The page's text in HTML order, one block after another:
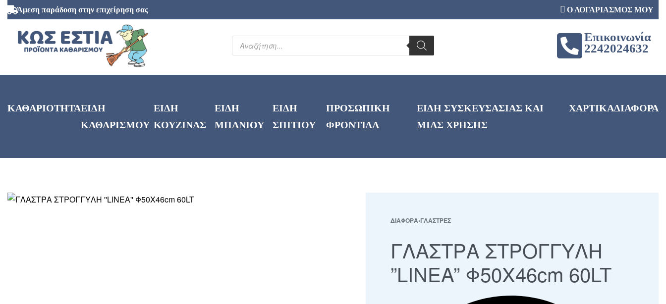
Άμεση παράδοση στην επιχείρηση σας Ο ΛΟΓΑΡΙΑΣΜΟΣ ΜΟΥ
Επικοινωνία
2242024632
ΚΑΘΑΡΙΟΤΗΤΑΕΙΔΗ
ΚΑΘΑΡΙΣΜΟΥ
ΕΙΔΗ
ΚΟΥΖΙΝΑΣ
ΕΙΔΗ
ΜΠΑΝΙΟΥ
ΕΙΔΗ
ΣΠΙΤΙΟΥ
ΠΡΟΣΩΠΙΚΗ
ΦΡΟΝΤΙΔΑ
ΕΙΔΗ ΣΥΣΚΕΥΣΑΣΙΑΣ ΚΑΙ
ΜΙΑΣ ΧΡΗΣΗΣ
ΧΑΡΤΙΚΑΔΙΑΦΟΡΑ
ΔΙΑΦΟΡΑ›ΓΛΑΣΤΡΕΣ
ΓΛΑΣΤΡΑ ΣΤΡΟΓΓΥΛΗ
”LINEA” Φ50Χ46cm 60LT